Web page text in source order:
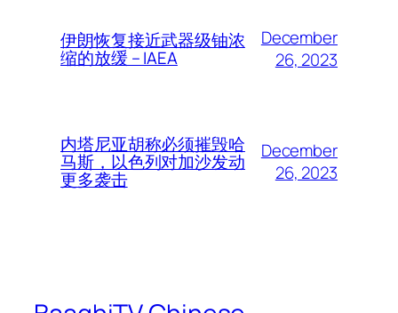
伊朗恢复接近武器级铀浓
缩的放缓 – IAEA
December
26, 2023
内塔尼亚胡称必须摧毁哈
马斯，以色列对加沙发动
更多袭击
December
26, 2023